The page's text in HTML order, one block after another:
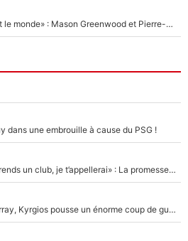
«La porte est ouverte pour tout le monde» : Mason Greenwood et Pierre-Emerick Aubameyang ont quitté l'OM, Amine Gouiri balance sur la suite du mercato et sur la réaction du vestiaire !
dans une embrouille à cause du PSG !
Mercato - OM - «Dès que je prends un club, je t’appellerai» : La promesse de Marcelino au moment de claquer la porte
Victime de racisme contre Murray, Kyrgios pousse un énorme coup de gueule !